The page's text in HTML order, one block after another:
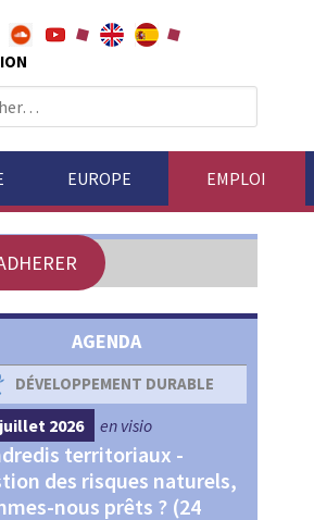
EUROPE EMPLOI
AGENDA
DÉVELOPPEMENT DURABLE
2026 en visio
territoriaux -
des risques naturels,
nous prêts ? (24